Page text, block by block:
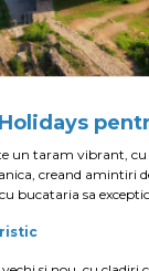
taram vibrant,
creand
bucataria sa